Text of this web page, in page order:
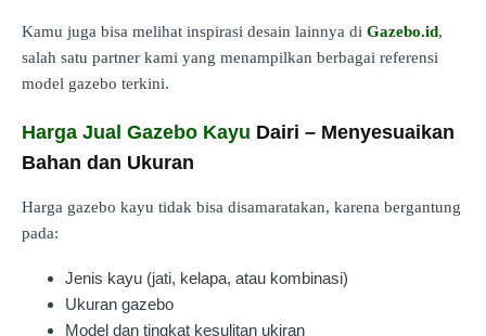
Kamu juga bisa melihat inspirasi desain lainnya di Gazebo.id,
salah satu partner kami yang menampilkan berbagai referensi
model gazebo terkini.
Harga Jual Gazebo Kayu Dairi – Menyesuaikan
Bahan dan Ukuran
Harga gazebo kayu tidak bisa disamaratakan, karena bergantung
pada:
Jenis kayu (jati, kelapa, atau kombinasi)
Ukuran gazebo
Model dan tingkat kesulitan ukiran